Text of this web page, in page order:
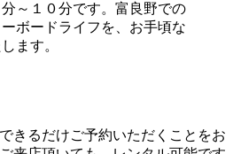
～１０分です。富良野での
ボードライフを、お手頃な
ます。
きるだけご予約いただくことをお